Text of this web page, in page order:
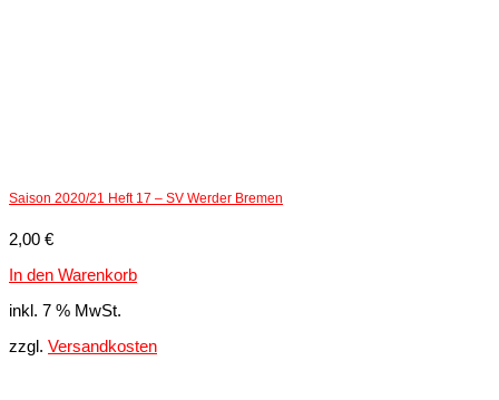
Saison 2020/21 Heft 17 – SV Werder Bremen
2,00 €
In den Warenkorb
inkl. 7 % MwSt.
zzgl. Versandkosten